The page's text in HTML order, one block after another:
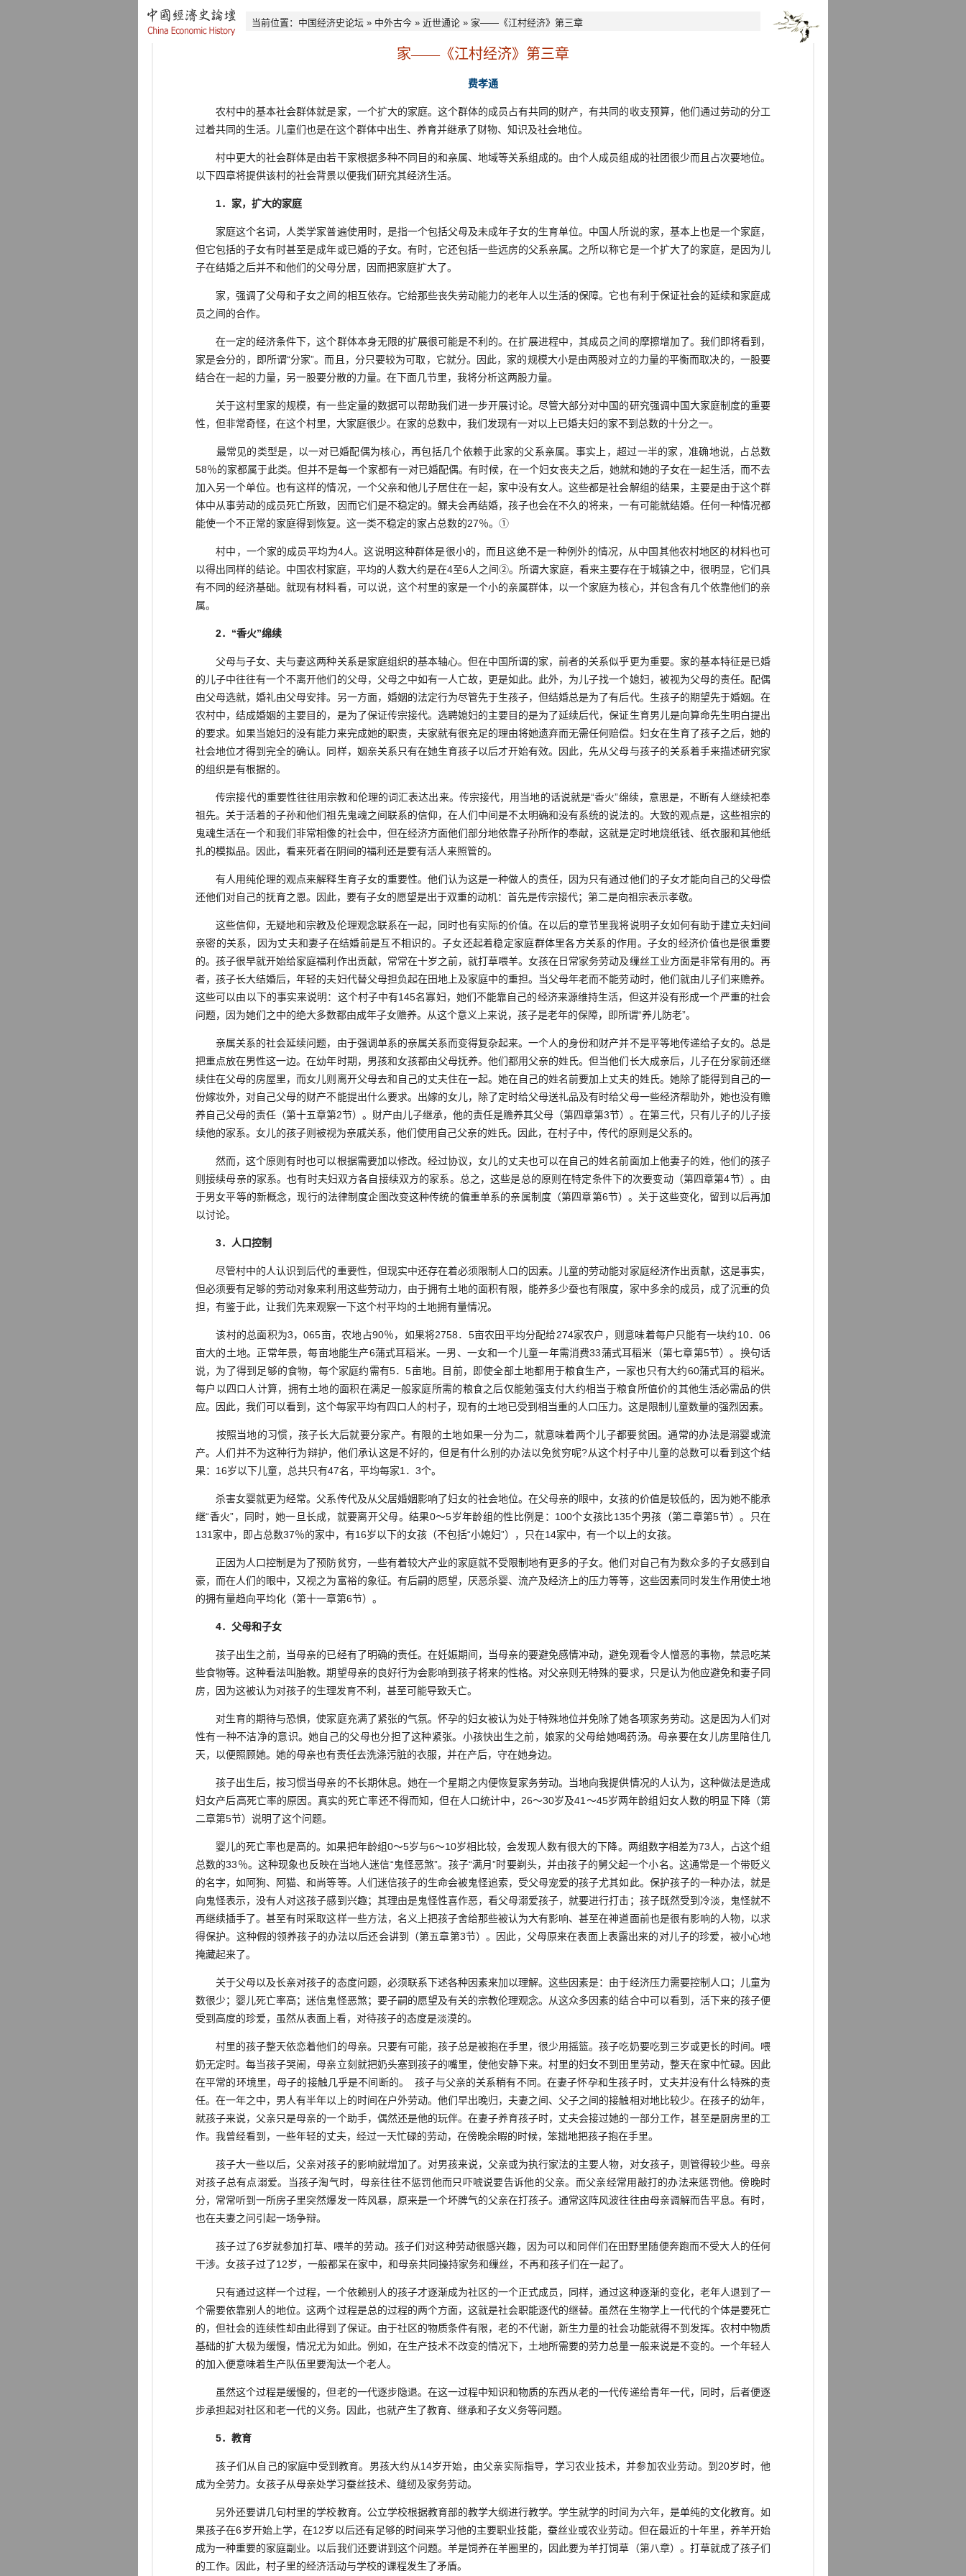
当前位置： 中国经济史论坛 » 中外古今 » 近世通论 » 家——《江村经济》第三章
家——《江村经济》第三章
费孝通
农村中的基本社会群体就是家，一个扩大的家庭。这个群体的成员占有共同的财产，有共同的收支预算，他们通过劳动的分工
过着共同的生活。儿童们也是在这个群体中出生、养育并继承了财物、知识及社会地位。
村中更大的社会群体是由若干家根据多种不同目的和亲属、地域等关系组成的。由个人成员组成的社团很少而且占次要地位。
以下四章将提供该村的社会背景以便我们研究其经济生活。
1．家，扩大的家庭
家庭这个名词，人类学家普遍使用时，是指一个包括父母及未成年子女的生育单位。中国人所说的家，基本上也是一个家庭，
但它包括的子女有时甚至是成年或已婚的子女。有时，它还包括一些远房的父系亲属。之所以称它是一个扩大了的家庭，是因为儿
子在结婚之后并不和他们的父母分居，因而把家庭扩大了。
家，强调了父母和子女之间的相互依存。它给那些丧失劳动能力的老年人以生活的保障。它也有利于保证社会的延续和家庭成
员之间的合作。
在一定的经济条件下，这个群体本身无限的扩展很可能是不利的。在扩展进程中，其成员之间的摩擦增加了。我们即将看到，
家是会分的，即所谓“分家”。而且，分只要较为可取，它就分。因此，家的规模大小是由两股对立的力量的平衡而取决的，一股要
结合在一起的力量，另一股要分散的力量。在下面几节里，我将分析这两股力量。
关于这村里家的规模，有一些定量的数据可以帮助我们进一步开展讨论。尽管大部分对中国的研究强调中国大家庭制度的重要
性，但非常奇怪，在这个村里，大家庭很少。在家的总数中，我们发现有一对以上已婚夫妇的家不到总数的十分之一。
最常见的类型是，以一对已婚配偶为核心，再包括几个依赖于此家的父系亲属。事实上，超过一半的家，准确地说，占总数
58％的家都属于此类。但并不是每一个家都有一对已婚配偶。有时候，在一个妇女丧夫之后，她就和她的子女在一起生活，而不去
加入另一个单位。也有这样的情况，一个父亲和他儿子居住在一起，家中没有女人。这些都是社会解组的结果，主要是由于这个群
体中从事劳动的成员死亡所致，因而它们是不稳定的。鳏夫会再结婚，孩子也会在不久的将来，一有可能就结婚。任何一种情况都
能使一个不正常的家庭得到恢复。这一类不稳定的家占总数的27％。①
村中，一个家的成员平均为4人。这说明这种群体是很小的，而且这绝不是一种例外的情况，从中国其他农村地区的材料也可
以得出同样的结论。中国农村家庭，平均的人数大约是在4至6人之间②。所谓大家庭，看来主要存在于城镇之中，很明显，它们具
有不同的经济基础。就现有材料看，可以说，这个村里的家是一个小的亲属群体，以一个家庭为核心，并包含有几个依靠他们的亲
属。
2．“香火”绵续
父母与子女、夫与妻这两种关系是家庭组织的基本轴心。但在中国所谓的家，前者的关系似乎更为重要。家的基本特征是已婚
的儿子中往往有一个不离开他们的父母，父母之中如有一人亡故，更是如此。此外，为儿子找一个媳妇，被视为父母的责任。配偶
由父母选就，婚礼由父母安排。另一方面，婚姻的法定行为尽管先于生孩子，但结婚总是为了有后代。生孩子的期望先于婚姻。在
农村中，结成婚姻的主要目的，是为了保证传宗接代。选聘媳妇的主要目的是为了延续后代，保证生育男儿是向算命先生明白提出
的要求。如果当媳妇的没有能力来完成她的职责，夫家就有很充足的理由将她遗弃而无需任何赔偿。妇女在生育了孩子之后，她的
社会地位才得到完全的确认。同样，姻亲关系只有在她生育孩子以后才开始有效。因此，先从父母与孩子的关系着手来描述研究家
的组织是有根据的。
传宗接代的重要性往往用宗教和伦理的词汇表达出来。传宗接代，用当地的话说就是“香火”绵续，意思是，不断有人继续祀奉
祖先。关于活着的子孙和他们祖先鬼魂之间联系的信仰，在人们中间是不太明确和没有系统的说法的。大致的观点是，这些祖宗的
鬼魂生活在一个和我们非常相像的社会中，但在经济方面他们部分地依靠子孙所作的奉献，这就是定时地烧纸钱、纸衣服和其他纸
扎的模拟品。因此，看来死者在阴间的福利还是要有活人来照管的。
有人用纯伦理的观点来解释生育子女的重要性。他们认为这是一种做人的责任，因为只有通过他们的子女才能向自己的父母偿
还他们对自己的抚育之恩。因此，要有子女的愿望是出于双重的动机：首先是传宗接代；第二是向祖宗表示孝敬。
这些信仰，无疑地和宗教及伦理观念联系在一起，同时也有实际的价值。在以后的章节里我将说明子女如何有助于建立夫妇间
亲密的关系，因为丈夫和妻子在结婚前是互不相识的。子女还起着稳定家庭群体里各方关系的作用。子女的经济价值也是很重要
的。孩子很早就开始给家庭福利作出贡献，常常在十岁之前，就打草喂羊。女孩在日常家务劳动及缫丝工业方面是非常有用的。再
者，孩子长大结婚后，年轻的夫妇代替父母担负起在田地上及家庭中的重担。当父母年老而不能劳动时，他们就由儿子们来赡养。
这些可以由以下的事实来说明：这个村子中有145名寡妇，她们不能靠自己的经济来源维持生活，但这并没有形成一个严重的社会
问题，因为她们之中的绝大多数都由成年子女赡养。从这个意义上来说，孩子是老年的保障，即所谓“养儿防老”。
亲属关系的社会延续问题，由于强调单系的亲属关系而变得复杂起来。一个人的身份和财产并不是平等地传递给子女的。总是
把重点放在男性这一边。在幼年时期，男孩和女孩都由父母抚养。他们都用父亲的姓氏。但当他们长大成亲后，儿子在分家前还继
续住在父母的房屋里，而女儿则离开父母去和自己的丈夫住在一起。她在自己的姓名前要加上丈夫的姓氏。她除了能得到自己的一
份嫁妆外，对自己父母的财产不能提出什么要求。出嫁的女儿，除了定时给父母送礼品及有时给父母一些经济帮助外，她也没有赡
养自己父母的责任（第十五章第2节）。财产由儿子继承，他的责任是赡养其父母（第四章第3节）。在第三代，只有儿子的儿子接
续他的家系。女儿的孩子则被视为亲戚关系，他们使用自己父亲的姓氏。因此，在村子中，传代的原则是父系的。
然而，这个原则有时也可以根据需要加以修改。经过协议，女儿的丈夫也可以在自己的姓名前面加上他妻子的姓，他们的孩子
则接续母亲的家系。也有时夫妇双方各自接续双方的家系。总之，这些是总的原则在特定条件下的次要变动（第四章第4节）。由
于男女平等的新概念，现行的法律制度企图改变这种传统的偏重单系的亲属制度（第四章第6节）。关于这些变化，留到以后再加
以讨论。
3．人口控制
尽管村中的人认识到后代的重要性，但现实中还存在着必须限制人口的因素。儿童的劳动能对家庭经济作出贡献，这是事实，
但必须要有足够的劳动对象来利用这些劳动力，由于拥有土地的面积有限，能养多少蚕也有限度，家中多余的成员，成了沉重的负
担，有鉴于此，让我们先来观察一下这个村平均的土地拥有量情况。
该村的总面积为3，065亩，农地占90％，如果将2758．5亩农田平均分配给274家农户，则意味着每户只能有一块约10．06
亩大的土地。正常年景，每亩地能生产6蒲式耳稻米。一男、一女和一个儿童一年需消费33蒲式耳稻米（第七章第5节）。换句话
说，为了得到足够的食物，每个家庭约需有5．5亩地。目前，即使全部土地都用于粮食生产，一家也只有大约60蒲式耳的稻米。
每户以四口人计算，拥有土地的面积在满足一般家庭所需的粮食之后仅能勉强支付大约相当于粮食所值价的其他生活必需品的供
应。因此，我们可以看到，这个每家平均有四口人的村子，现有的土地已受到相当重的人口压力。这是限制儿童数量的强烈因素。
按照当地的习惯，孩子长大后就要分家产。有限的土地如果一分为二，就意味着两个儿子都要贫困。通常的办法是溺婴或流
产。人们并不为这种行为辩护，他们承认这是不好的，但是有什么别的办法以免贫穷呢?从这个村子中儿童的总数可以看到这个结
果：16岁以下儿童，总共只有47名，平均每家1．3个。
杀害女婴就更为经常。父系传代及从父居婚姻影响了妇女的社会地位。在父母亲的眼中，女孩的价值是较低的，因为她不能承
继“香火”，同时，她一旦长成，就要离开父母。结果0～5岁年龄组的性比例是：100个女孩比135个男孩（第二章第5节）。只在
131家中，即占总数37％的家中，有16岁以下的女孩（不包括“小媳妇”），只在14家中，有一个以上的女孩。
正因为人口控制是为了预防贫穷，一些有着较大产业的家庭就不受限制地有更多的子女。他们对自己有为数众多的子女感到自
豪，而在人们的眼中，又视之为富裕的象征。有后嗣的愿望，厌恶杀婴、流产及经济上的压力等等，这些因素同时发生作用使土地
的拥有量趋向平均化（第十一章第6节）。
4．父母和子女
孩子出生之前，当母亲的已经有了明确的责任。在妊娠期间，当母亲的要避免感情冲动，避免观看令人憎恶的事物，禁忌吃某
些食物等。这种看法叫胎教。期望母亲的良好行为会影响到孩子将来的性格。对父亲则无特殊的要求，只是认为他应避免和妻子同
房，因为这被认为对孩子的生理发育不利，甚至可能导致夭亡。
对生育的期待与恐惧，使家庭充满了紧张的气氛。怀孕的妇女被认为处于特殊地位并免除了她各项家务劳动。这是因为人们对
性有一种不洁净的意识。她自己的父母也分担了这种紧张。小孩快出生之前，娘家的父母给她喝药汤。母亲要在女儿房里陪住几
天，以便照顾她。她的母亲也有责任去洗涤污脏的衣服，并在产后，守在她身边。
孩子出生后，按习惯当母亲的不长期休息。她在一个星期之内便恢复家务劳动。当地向我提供情况的人认为，这种做法是造成
妇女产后高死亡率的原因。真实的死亡率还不得而知，但在人口统计中，26～30岁及41～45岁两年龄组妇女人数的明显下降（第
二章第5节）说明了这个问题。
婴儿的死亡率也是高的。如果把年龄组0～5岁与6～10岁相比较，会发现人数有很大的下降。两组数字相差为73人，占这个组
总数的33％。这种现象也反映在当地人迷信“鬼怪恶煞”。孩子“满月”时要剃头，并由孩子的舅父起一个小名。这通常是一个带贬义
的名字，如阿狗、阿猫、和尚等等。人们迷信孩子的生命会被鬼怪追索，受父母宠爱的孩子尤其如此。保护孩子的一种办法，就是
向鬼怪表示，没有人对这孩子感到兴趣；其理由是鬼怪性喜作恶，看父母溺爱孩子，就要进行打击；孩子既然受到冷淡，鬼怪就不
再继续插手了。甚至有时采取这样一些方法，名义上把孩子舍给那些被认为大有影响、甚至在神道面前也是很有影响的人物，以求
得保护。这种假的领养孩子的办法以后还会讲到（第五章第3节）。因此，父母原来在表面上表露出来的对儿子的珍爱，被小心地
掩藏起来了。
关于父母以及长亲对孩子的态度问题，必须联系下述各种因素来加以理解。这些因素是：由于经济压力需要控制人口；儿童为
数很少；婴儿死亡率高；迷信鬼怪恶煞；要子嗣的愿望及有关的宗教伦理观念。从这众多因素的结合中可以看到，活下来的孩子便
受到高度的珍爱，虽然从表面上看，对待孩子的态度是淡漠的。
村里的孩子整天依恋着他们的母亲。只要有可能，孩子总是被抱在手里，很少用摇篮。孩子吃奶要吃到三岁或更长的时间。喂
奶无定时。每当孩子哭闹，母亲立刻就把奶头塞到孩子的嘴里，使他安静下来。村里的妇女不到田里劳动，整天在家中忙碌。因此
在平常的环境里，母子的接触几乎是不间断的。 孩子与父亲的关系稍有不同。在妻子怀孕和生孩子时，丈夫并没有什么特殊的责
任。在一年之中，男人有半年以上的时间在户外劳动。他们早出晚归，夫妻之间、父子之间的接触相对地比较少。在孩子的幼年，
就孩子来说，父亲只是母亲的一个助手，偶然还是他的玩伴。在妻子养育孩子时，丈夫会接过她的一部分工作，甚至是厨房里的工
作。我曾经看到，一些年轻的丈夫，经过一天忙碌的劳动，在傍晚余暇的时候，笨拙地把孩子抱在手里。
孩子大一些以后，父亲对孩子的影响就增加了。对男孩来说，父亲或为执行家法的主要人物，对女孩子，则管得较少些。母亲
对孩子总有点溺爱。当孩子淘气时，母亲往往不惩罚他而只吓唬说要告诉他的父亲。而父亲经常用敲打的办法来惩罚他。傍晚时
分，常常听到一所房子里突然爆发一阵风暴，原来是一个坏脾气的父亲在打孩子。通常这阵风波往往由母亲调解而告平息。有时，
也在夫妻之问引起一场争辩。
孩子过了6岁就参加打草、喂羊的劳动。孩子们对这种劳动很感兴趣，因为可以和同伴们在田野里随便奔跑而不受大人的任何
干涉。女孩子过了12岁，一般都呆在家中，和母亲共同操持家务和缫丝，不再和孩子们在一起了。
只有通过这样一个过程，一个依赖别人的孩子才逐渐成为社区的一个正式成员，同样，通过这种逐渐的变化，老年人退到了一
个需要依靠别人的地位。这两个过程是总的过程的两个方面，这就是社会职能逐代的继替。虽然在生物学上一代代的个体是要死亡
的，但社会的连续性却由此得到了保证。由于社区的物质条件有限，老的不代谢，新生力量的社会功能就得不到发挥。农村中物质
基础的扩大极为缓慢，情况尤为如此。例如，在生产技术不改变的情况下，土地所需要的劳力总量一般来说是不变的。一个年轻人
的加入便意味着生产队伍里要淘汰一个老人。
虽然这个过程是缓慢的，但老的一代逐步隐退。在这一过程中知识和物质的东西从老的一代传递给青年一代，同时，后者便逐
步承担起对社区和老一代的义务。因此，也就产生了教育、继承和子女义务等问题。
5．教育
孩子们从自己的家庭中受到教育。男孩大约从14岁开始，由父亲实际指导，学习农业技术，并参加农业劳动。到20岁时，他
成为全劳力。女孩子从母亲处学习蚕丝技术、缝纫及家务劳动。
另外还要讲几句村里的学校教育。公立学校根据教育部的教学大纲进行教学。学生就学的时间为六年，是单纯的文化教育。如
果孩子在6岁开始上学，在12岁以后还有足够的时间来学习他的主要职业技能，蚕丝业或农业劳动。但在最近的十年里，养羊开始
成为一种重要的家庭副业。以后我们还要讲到这个问题。羊是饲养在羊圈里的，因此要为羊打饲草（第八章）。打草就成了孩子们
的工作。因此，村子里的经济活动与学校的课程发生了矛盾。